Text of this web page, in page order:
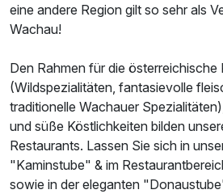
eine andere Region gilt so sehr als
Wachau!
Den Rahmen für die österreichische
(Wildspezialitäten, fantasievolle
traditionelle Wachauer
und süße Köstlichkeiten bilden
Restaurants. Lassen Sie sich in
"Kaminstube" & im
sowie in der eleganten